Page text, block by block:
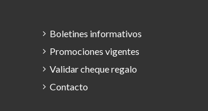
Boletines informativos
Promociones vigentes
Validar cheque regalo
Contacto